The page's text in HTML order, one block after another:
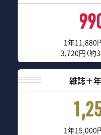
1年11,880
3,720円（約
雑誌＋
1年15,000